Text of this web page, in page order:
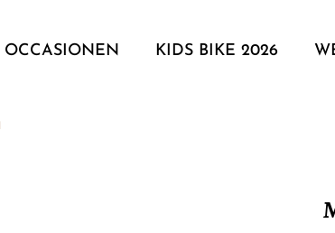
OCCASIONEN KIDS BIKE 2026